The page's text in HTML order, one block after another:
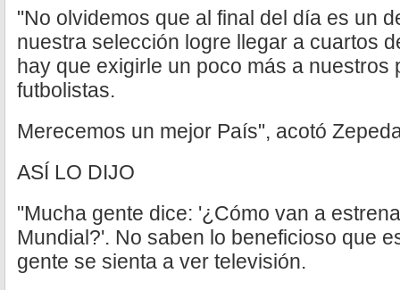
"No olvidemos que al final del día es un
nuestra selección logre llegar a cuartos
hay que exigirle un poco más a nuestros
futbolistas.
Merecemos un mejor País", acotó
ASÍ LO DIJO
"Mucha gente dice: '¿Cómo van a
Mundial?'. No saben lo beneficioso que
gente se sienta a ver televisión.